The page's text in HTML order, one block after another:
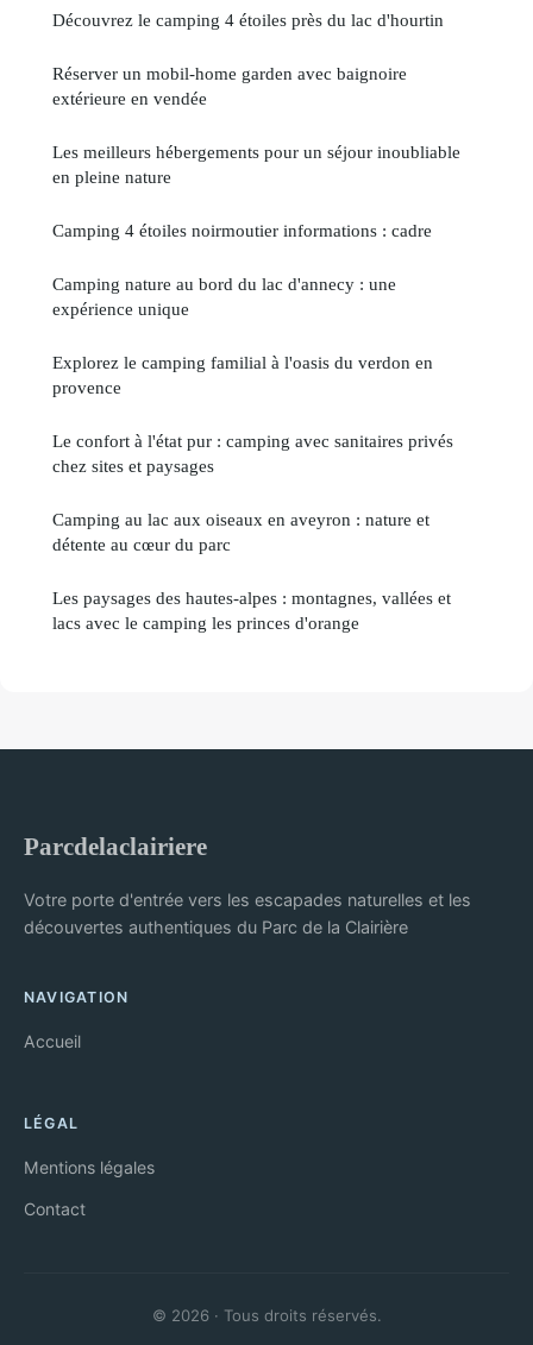
Découvrez le camping 4 étoiles près du lac d'hourtin
Réserver un mobil-home garden avec baignoire
extérieure en vendée
Les meilleurs hébergements pour un séjour inoubliable
en pleine nature
Camping 4 étoiles noirmoutier informations : cadre
Camping nature au bord du lac d'annecy : une
expérience unique
Explorez le camping familial à l'oasis du verdon en
provence
Le confort à l'état pur : camping avec sanitaires privés
chez sites et paysages
Camping au lac aux oiseaux en aveyron : nature et
détente au cœur du parc
Les paysages des hautes-alpes : montagnes, vallées et
lacs avec le camping les princes d'orange
Parcdelaclairiere
Votre porte d'entrée vers les escapades naturelles et les
découvertes authentiques du Parc de la Clairière
NAVIGATION
Accueil
LÉGAL
Mentions légales
Contact
© 2026 · Tous droits réservés.